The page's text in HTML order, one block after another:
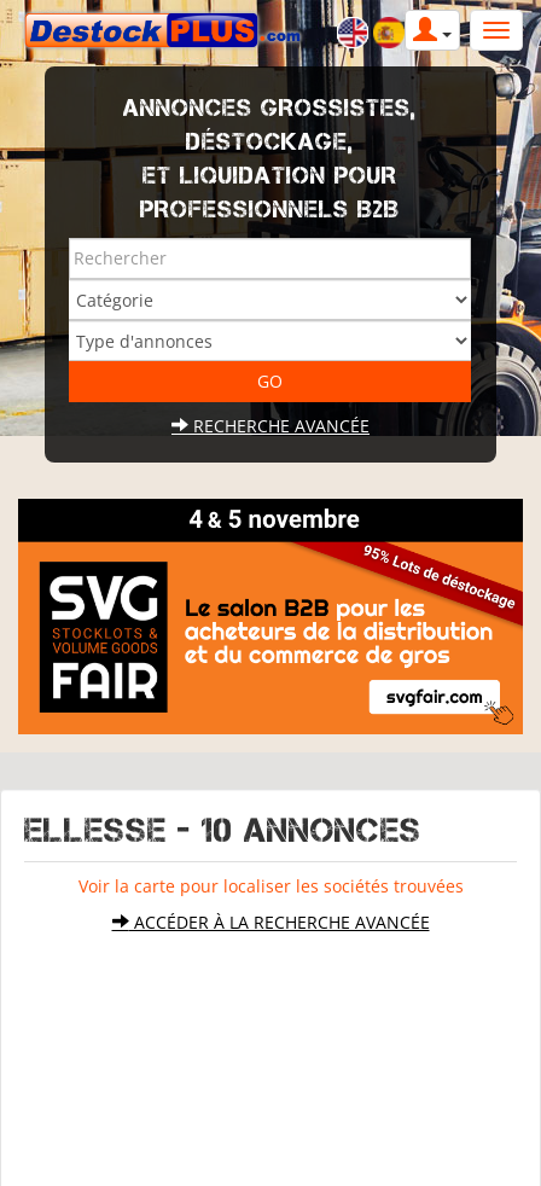
ANNONCES GROSSISTES,
DÉSTOCKAGE,
ET LIQUIDATION POUR
PROFESSIONNELS B2B
RECHERCHE AVANCÉE
ELLESSE - 10 Annonces
Voir la carte pour localiser les sociétés trouvées
ACCÉDER À LA RECHERCHE AVANCÉE